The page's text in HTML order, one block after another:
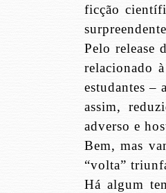
ficção
Pelo release
relacionado
estudantes –
assim,
adverso e
Bem, mas
“volta”
Há algum